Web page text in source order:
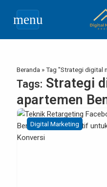
menu
Beranda »Tag "Strategi digital
Tags: Strategi
apartemen
Digital Marketing